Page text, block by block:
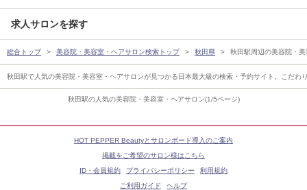
秋田駅の人気の美容院・美容室・ヘアサロン(1/5ページ)
求人サロンを探す
総合トップ 美容院・美容室・ヘアサロン検索トップ 秋田県 秋田駅周辺の美容院・
秋田駅で人気の美容院・美容室・ヘアサロンが見つかる日本最大級の検索・予約サイト。こだ
HOT PEPPER Beautyとサロンボード導入のご案内
掲載をご希望のサロン様はこちら
ID・会員規約
プライバシーポリシー
利用規約
ご利用ガイド
ヘルプ